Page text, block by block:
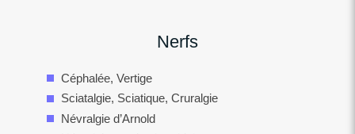
Nerfs
Céphalée, Vertige
Sciatalgie, Sciatique, Cruralgie
Névralgie d’Arnold